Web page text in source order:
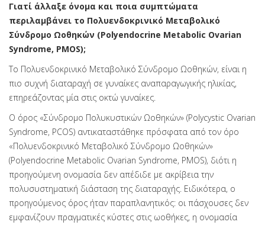
Γιατί άλλαξε όνομα και ποια συμπτώματα
περιλαμβάνει το Πολυενδοκρινικό Μεταβολικό
Σύνδρομο Ωοθηκών (Polyendocrine Metabolic Ovarian
Syndrome, PMOS);
Το Πολυενδοκρινικό Μεταβολικό Σύνδρομο Ωοθηκών, είναι η
πιο συχνή διαταραχή σε γυναίκες αναπαραγωγικής ηλικίας,
επηρεάζοντας μία στις οκτώ γυναίκες.
Ο όρος «Σύνδρομο Πολυκυστικών Ωοθηκών» (Polycystic Ovarian
Syndrome, PCOS) αντικαταστάθηκε πρόσφατα από τον όρο
«Πολυενδοκρινικό Μεταβολικό Σύνδρομο Ωοθηκών»
(Polyendocrine Metabolic Ovarian Syndrome, PMOS), διότι η
προηγούμενη ονομασία δεν απέδιδε με ακρίβεια την
πολυσυστηματική διάσταση της διαταραχής. Ειδικότερα, ο
προηγούμενος όρος ήταν παραπλανητικός: οι πάσχουσες δεν
εμφανίζουν πραγματικές κύστες στις ωοθήκες, η ονομασία